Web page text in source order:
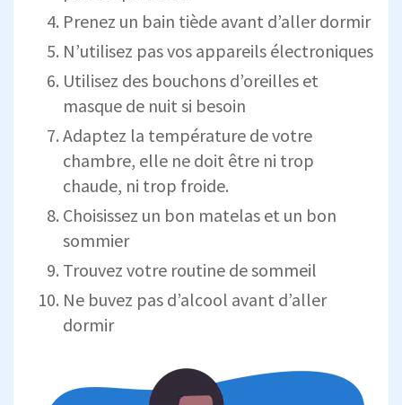
Prenez un bain tiède avant d’aller dormir
N’utilisez pas vos appareils électroniques
Utilisez des bouchons d’oreilles et
masque de nuit si besoin
Adaptez la température de votre
chambre, elle ne doit être ni trop
chaude, ni trop froide.
Choisissez un bon matelas et un bon
sommier
Trouvez votre routine de sommeil
Ne buvez pas d’alcool avant d’aller
dormir